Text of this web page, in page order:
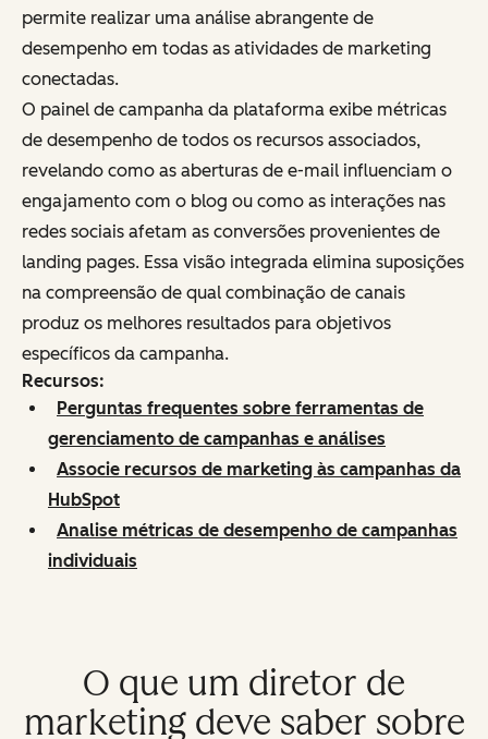
permite realizar uma análise abrangente de
desempenho em todas as atividades de marketing
conectadas.
O painel de campanha da plataforma exibe métricas
de desempenho de todos os recursos associados,
revelando como as aberturas de e-mail influenciam o
engajamento com o blog ou como as interações nas
redes sociais afetam as conversões provenientes de
landing pages. Essa visão integrada elimina suposições
na compreensão de qual combinação de canais
produz os melhores resultados para objetivos
específicos da campanha.
Recursos:
Perguntas frequentes sobre ferramentas de
gerenciamento de campanhas e análises
Associe recursos de marketing às campanhas da
HubSpot
Analise métricas de desempenho de campanhas
individuais
O que um diretor de
marketing deve saber sobre